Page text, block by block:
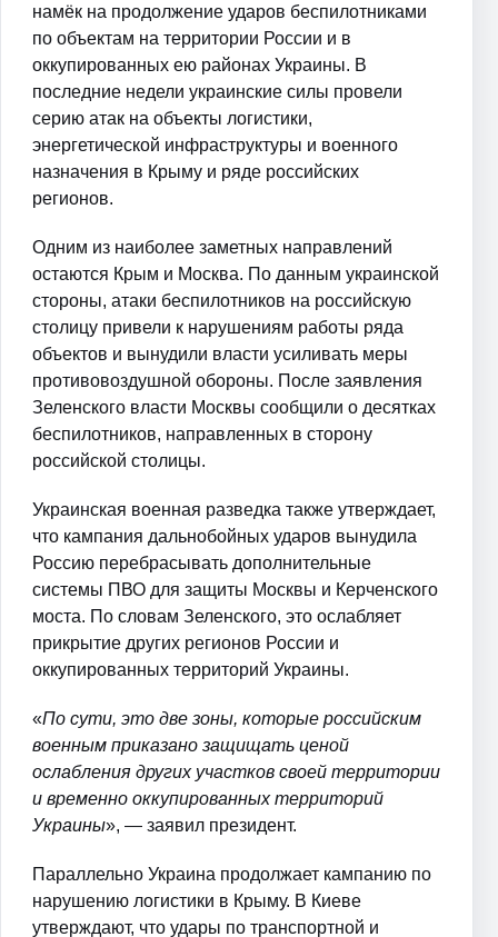
намёк на продолжение ударов беспилотниками
по объектам на территории России и в
оккупированных ею районах Украины. В
последние недели украинские силы провели
серию атак на объекты логистики,
энергетической инфраструктуры и военного
назначения в Крыму и ряде российских
регионов.
Одним из наиболее заметных направлений
остаются Крым и Москва. По данным украинской
стороны, атаки беспилотников на российскую
столицу привели к нарушениям работы ряда
объектов и вынудили власти усиливать меры
противовоздушной обороны. После заявления
Зеленского власти Москвы сообщили о десятках
беспилотников, направленных в сторону
российской столицы.
Украинская военная разведка также утверждает,
что кампания дальнобойных ударов вынудила
Россию перебрасывать дополнительные
системы ПВО для защиты Москвы и Керченского
моста. По словам Зеленского, это ослабляет
прикрытие других регионов России и
оккупированных территорий Украины.
«По сути, это две зоны, которые российским
военным приказано защищать ценой
ослабления других участков своей территории
и временно оккупированных территорий
Украины», — заявил президент.
Параллельно Украина продолжает кампанию по
нарушению логистики в Крыму. В Киеве
утверждают, что удары по транспортной и